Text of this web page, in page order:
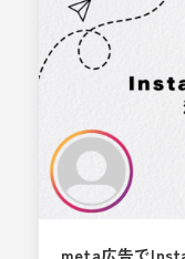
はその中でも特に
「Advantage+ ショ
meta広告で